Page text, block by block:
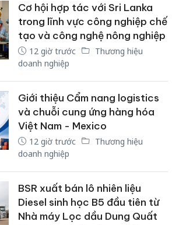
Cơ hội hợp tác với Sri Lanka
trong lĩnh vực công nghiệp chế
tạo và công nghệ nông nghiệp
12 giờ trước
Thương hiệu
doanh nghiệp
Giới thiệu Cẩm nang logistics
và chuỗi cung ứng hàng hóa
Việt Nam - Mexico
12 giờ trước
Thương hiệu
doanh nghiệp
BSR xuất bán lô nhiên liệu
Diesel sinh học B5 đầu tiên từ
Nhà máy Lọc dầu Dung Quất